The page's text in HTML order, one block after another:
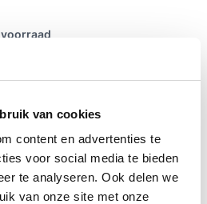
van cookies
content en advertenties te
voor social media te bieden
te analyseren. Ook delen we
van onze site met onze